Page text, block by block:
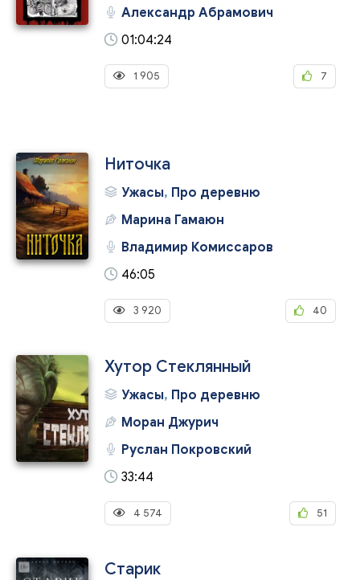
Александр Абрамович
01:04:24
1 905 7
Ниточка
Ужасы, Про деревню
Марина Гамаюн
Владимир Комиссаров
46:05
3 920 40
Хутор Стеклянный
Ужасы, Про деревню
Моран Джурич
Руслан Покровский
33:44
4 574 51
Старик